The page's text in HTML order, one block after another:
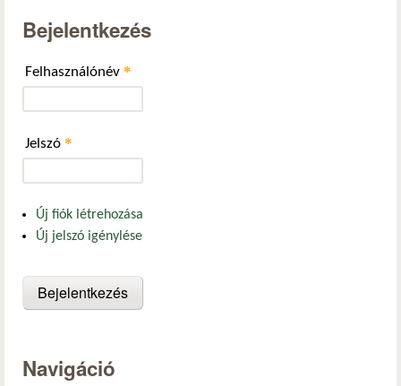
Bejelentkezés
Felhasználónév *
Jelszó *
Új fiók létrehozása
Új jelszó igénylése
Navigáció